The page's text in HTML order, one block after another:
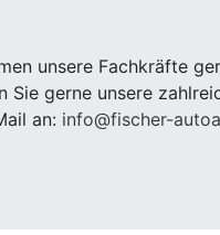
unsere Fachkräfte
Sie gerne unsere
an: info@fischer-